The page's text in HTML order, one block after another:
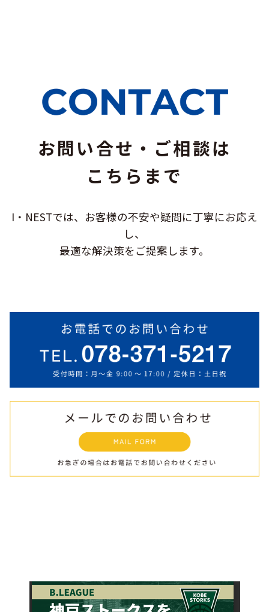
お問い合せ・ご相談は
こちらまで
I・NESTでは、お客様の不安や疑問に丁寧にお応え
し、
最適な解決策をご提案します。